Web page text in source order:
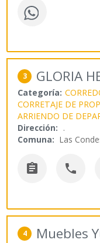
3 GLORIA
Categoría:
CORRETAJE DE
ARRIENDO DE
Dirección: .
Comuna: Las
 
4 Muebles